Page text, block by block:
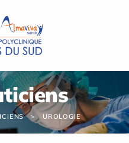
UROLOGIE